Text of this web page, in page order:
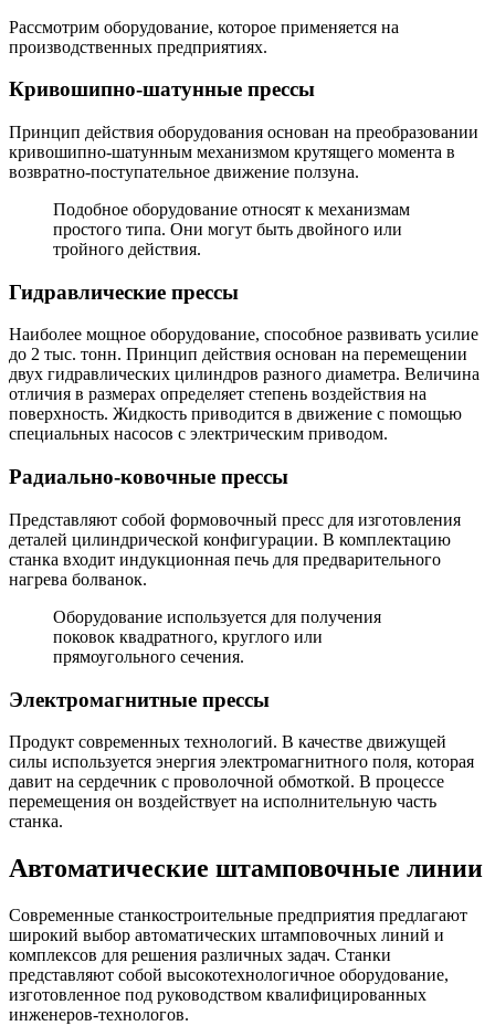
Рассмотрим оборудование, которое применяется на
производственных предприятиях.
Кривошипно-шатунные прессы
Принцип действия оборудования основан на преобразовании
кривошипно-шатунным механизмом крутящего момента в
возвратно-поступательное движение ползуна.
Подобное оборудование относят к механизмам
простого типа. Они могут быть двойного или
тройного действия.
Гидравлические прессы
Наиболее мощное оборудование, способное развивать усилие
до 2 тыс. тонн. Принцип действия основан на перемещении
двух гидравлических цилиндров разного диаметра. Величина
отличия в размерах определяет степень воздействия на
поверхность. Жидкость приводится в движение с помощью
специальных насосов с электрическим приводом.
Радиально-ковочные прессы
Представляют собой формовочный пресс для изготовления
деталей цилиндрической конфигурации. В комплектацию
станка входит индукционная печь для предварительного
нагрева болванок.
Оборудование используется для получения
поковок квадратного, круглого или
прямоугольного сечения.
Электромагнитные прессы
Продукт современных технологий. В качестве движущей
силы используется энергия электромагнитного поля, которая
давит на сердечник с проволочной обмоткой. В процессе
перемещения он воздействует на исполнительную часть
станка.
Автоматические штамповочные линии
Современные станкостроительные предприятия предлагают
широкий выбор автоматических штамповочных линий и
комплексов для решения различных задач. Станки
представляют собой высокотехнологичное оборудование,
изготовленное под руководством квалифицированных
инженеров-технологов.